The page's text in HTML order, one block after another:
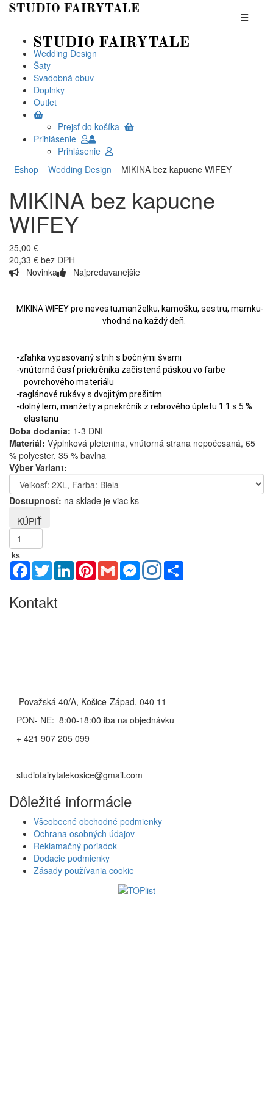
Wedding Design
Šaty
Svadobná obuv
Doplnky
Outlet
Prejsť do košíka
Prihlásenie
Prihlásenie
Eshop
Wedding Design MIKINA bez kapucne WIFEY
MIKINA bez kapucne
WIFEY
25,00 €
20,33 € bez DPH
Novinka
Najpredavanejšie
MIKINA WIFEY pre nevestu,manželku, kamošku, sestru, mamku-
vhodná na každý deň.
-zľahka vypasovaný strih s bočnými švami
-vnútorná časť priekrčníka začistená páskou vo farbe
povrchového materiálu
-raglánové rukávy s dvojitým prešitím
-dolný lem, manžety a priekrčník z rebrového úpletu 1:1 s 5 %
elastanu
Doba dodania: 1-3 DNI
Materiál: Výplnková pletenina, vnútorná strana nepočesaná, 65
% polyester, 35 % bavlna
Výber Variant:
Dostupnosť: na sklade je viac ks
ks
Facebook
TwitterLinkedInPinterestGmail Messenger
Kontakt
Považská 40/A, Košice-Západ, 040 11
PON- NE: 8:00-18:00 iba na objednávku
+ 421 907 205 099
studiofairytalekosice@gmail.com
Dôležité informácie
Všeobecné obchodné podmienky
Ochrana osobných údajov
Reklamačný poriadok
Dodacie podmienky
Zásady používania cookie